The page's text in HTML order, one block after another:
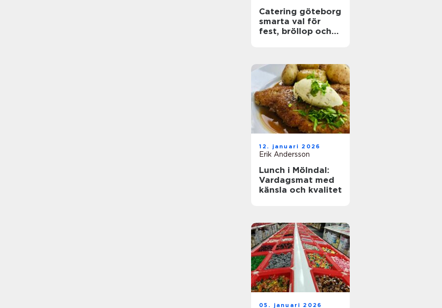
Catering göteborg
smarta val för
fest, bröllop och
12. januari 2026
Erik Andersson
Lunch i Mölndal:
Vardagsmat med
känsla och kvalitet
05. januari 2026